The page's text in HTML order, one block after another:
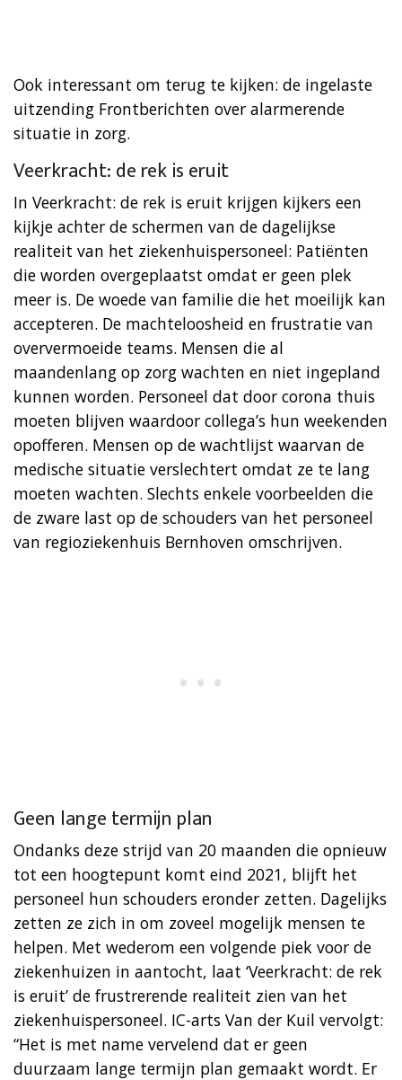
Ook interessant om terug te kijken: de ingelaste
uitzending Frontberichten over alarmerende
situatie in zorg.
Veerkracht: de rek is eruit
In Veerkracht: de rek is eruit krijgen kijkers een
kijkje achter de schermen van de dagelijkse
realiteit van het ziekenhuispersoneel: Patiënten
die worden overgeplaatst omdat er geen plek
meer is. De woede van familie die het moeilijk kan
accepteren. De machteloosheid en frustratie van
oververmoeide teams. Mensen die al
maandenlang op zorg wachten en niet ingepland
kunnen worden. Personeel dat door corona thuis
moeten blijven waardoor collega’s hun weekenden
opofferen. Mensen op de wachtlijst waarvan de
medische situatie verslechtert omdat ze te lang
moeten wachten. Slechts enkele voorbeelden die
de zware last op de schouders van het personeel
van regioziekenhuis Bernhoven omschrijven.
Geen lange termijn plan
Ondanks deze strijd van 20 maanden die opnieuw
tot een hoogtepunt komt eind 2021, blijft het
personeel hun schouders eronder zetten. Dagelijks
zetten ze zich in om zoveel mogelijk mensen te
helpen. Met wederom een volgende piek voor de
ziekenhuizen in aantocht, laat ‘Veerkracht: de rek
is eruit’ de frustrerende realiteit zien van het
ziekenhuispersoneel. IC-arts Van der Kuil vervolgt:
“Het is met name vervelend dat er geen
duurzaam lange termijn plan gemaakt wordt. Er